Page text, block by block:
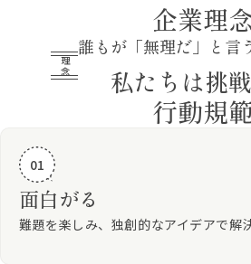
企業理
理念
誰もが「無理だ」と言
私たちは挑
行動規
01
面白がる
難題を楽しみ、独創的なアイデアで解